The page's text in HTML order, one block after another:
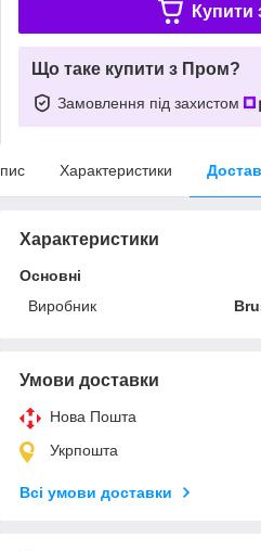
Купити
Що таке купити з Пром?
Замовлення під захистом
Характеристики
Характеристики
Основні
Виробник
Умови доставки
Нова Пошта
Укрпошта
Всі умови доставки